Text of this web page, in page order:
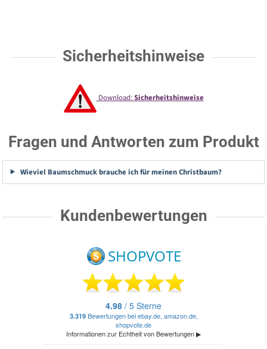
Sicherheitshinweise
Download:Sicherheitshinweise
Fragen und Antworten zum Produkt
Wieviel Baumschmuck brauche ich für meinen Christbaum?
Kundenbewertungen